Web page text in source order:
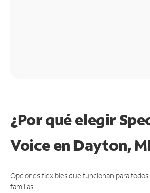
¿Por qué elegir
Voice en Dayton,
Opciones flexibles que funcionan para
familias.